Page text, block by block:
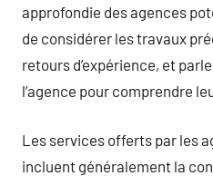
approfondie des agences
de considérer les travaux
retours d’expérience, et
l’agence pour comprendre
Les services offerts par les
incluent généralement la